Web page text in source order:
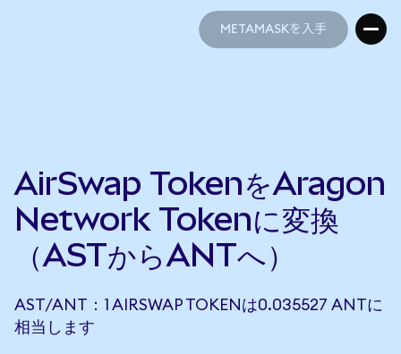
METAMASKを入手
AirSwap TokenをAragon
Network Tokenに変換
（ASTからANTへ）
AST/ANT：1 AIRSWAP TOKENは0.035527 ANTに
相当します